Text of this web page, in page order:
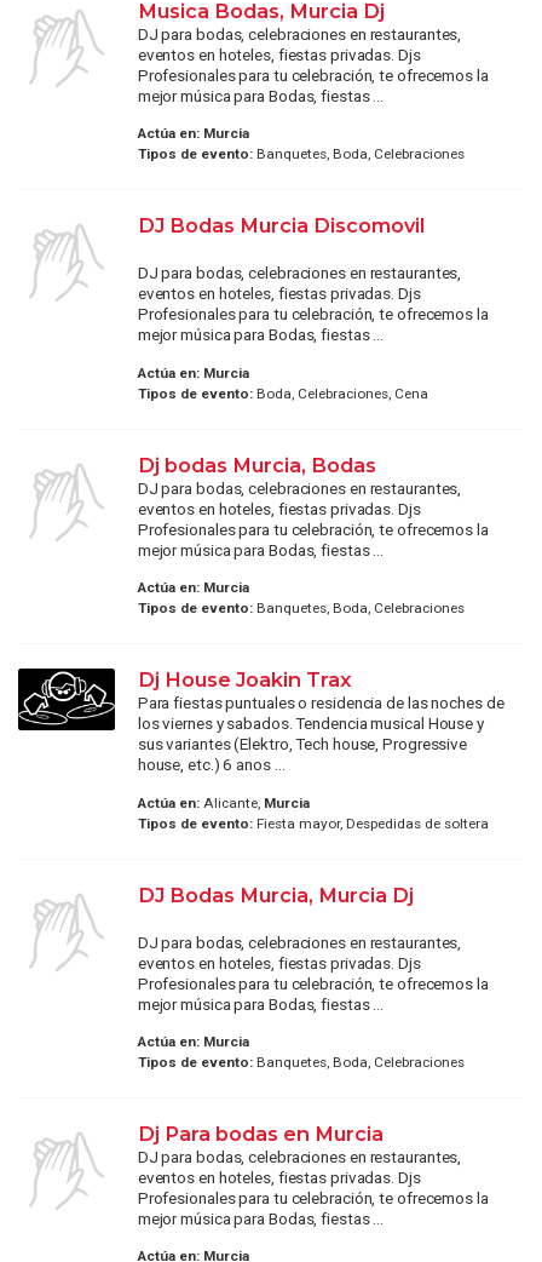
Musica Bodas, Murcia Dj
DJ para bodas, celebraciones en restaurantes,
eventos en hoteles, fiestas privadas. Djs
Profesionales para tu celebración, te ofrecemos la
mejor música para Bodas, fiestas ...
Actúa en: Murcia
Tipos de evento:Banquetes, Boda, Celebraciones
DJ Bodas Murcia Discomovil
DJ para bodas, celebraciones en restaurantes,
eventos en hoteles, fiestas privadas. Djs
Profesionales para tu celebración, te ofrecemos la
mejor música para Bodas, fiestas ...
Actúa en: Murcia
Tipos de evento:Boda, Celebraciones, Cena
Dj bodas Murcia, Bodas
DJ para bodas, celebraciones en restaurantes,
eventos en hoteles, fiestas privadas. Djs
Profesionales para tu celebración, te ofrecemos la
mejor música para Bodas, fiestas ...
Actúa en: Murcia
Tipos de evento:Banquetes, Boda, Celebraciones
Dj House Joakin Trax
Para fiestas puntuales o residencia de las noches de
los viernes y sabados. Tendencia musical House y
sus variantes (Elektro, Tech house, Progressive
house, etc.) 6 anos ...
Actúa en:Alicante, Murcia
Tipos de evento:Fiesta mayor, Despedidas de soltera
DJ Bodas Murcia, Murcia Dj
DJ para bodas, celebraciones en restaurantes,
eventos en hoteles, fiestas privadas. Djs
Profesionales para tu celebración, te ofrecemos la
mejor música para Bodas, fiestas ...
Actúa en: Murcia
Tipos de evento:Banquetes, Boda, Celebraciones
Dj Para bodas en Murcia
DJ para bodas, celebraciones en restaurantes,
eventos en hoteles, fiestas privadas. Djs
Profesionales para tu celebración, te ofrecemos la
mejor música para Bodas, fiestas ...
Actúa en: Murcia